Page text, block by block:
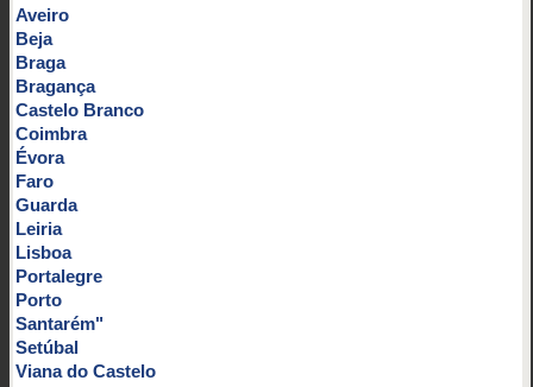
Aveiro
Beja
Braga
Bragança
Castelo Branco
Coimbra
Évora
Faro
Guarda
Leiria
Lisboa
Portalegre
Porto
Santarém"
Setúbal
Viana do Castelo